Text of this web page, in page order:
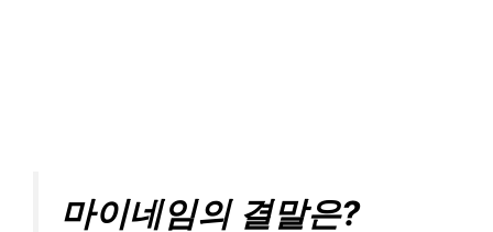
마이네임의 결말은?